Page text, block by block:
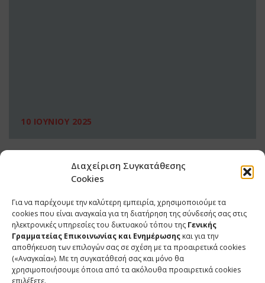
Διαχείριση Συγκατάθεσης
Cookies
Για να παρέχουμε την καλύτερη εμπειρία, χρησιμοποιούμε τα
cookies που είναι αναγκαία για τη διατήρηση της σύνδεσής σας στις
ηλεκτρονικές υπηρεσίες του δικτυακού τόπου της Γενικής
Γραμματείας Επικοινωνίας και Ενημέρωσης και για την
αποθήκευση των επιλογών σας σε σχέση με τα προαιρετικά cookies
(«Αναγκαία»). Με τη συγκατάθεσή σας και μόνο θα
χρησιμοποιήσουμε όποια από τα ακόλουθα προαιρετικά cookies
επιλέξετε.
10 ΙΟΥΝΙΟΥ 2025
ΕΠΙΚΟΙΝΩΝΙΑ